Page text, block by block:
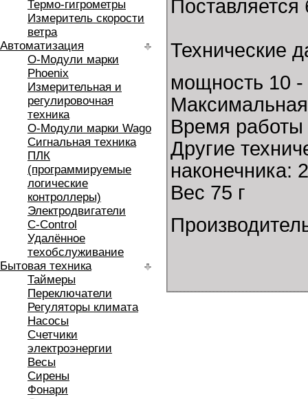
Термо-гигрометры
Измеритель скорости
ветра
Автоматизация
O-Модули марки
Phoenix
Измерительная и
регулировочная
техника
O-Модули марки Wago
Сигнальная техника
ПЛК
(программируемые
логические
контроллеры)
Электродвигатели
C-Control
Удалённое
техобслуживание
Бытовая техника
Таймеры
Переключатели
Регуляторы климата
Насосы
Счетчики
электроэнергии
Весы
Сирены
Фонари
Поставляется
Технические
мощность 10 -
Время
Другие
наконечника:
Вес 75 г